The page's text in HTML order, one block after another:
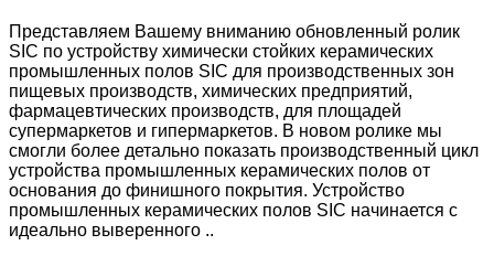
Представляем Вашему вниманию обновленный ролик
SIC по устройству химически стойких керамических
промышленных полов SIC для производственных зон
пищевых производств, химических предприятий,
фармацевтических производств, для площадей
супермаркетов и гипермаркетов. В новом ролике мы
смогли более детально показать производственный цикл
устройства промышленных керамических полов от
основания до финишного покрытия. Устройство
промышленных керамических полов SIC начинается с
идеально выверенного ..